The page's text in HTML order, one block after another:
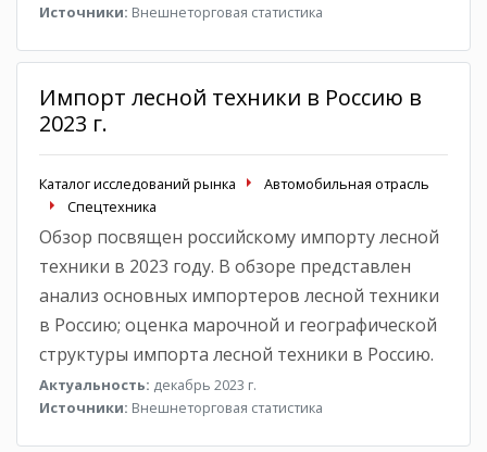
Источники: Внешнеторговая статистика
Импорт лесной техники в Россию в
2023 г.
Каталог исследований рынка
Автомобильная отрасль
Спецтехника
Обзор посвящен российскому импорту лесной
техники в 2023 году. В обзоре представлен
анализ основных импортеров лесной техники
в Россию; оценка марочной и географической
структуры импорта лесной техники в Россию.
Актуальность: декабрь 2023 г.
Источники: Внешнеторговая статистика